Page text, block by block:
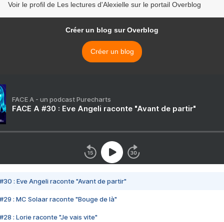
Voir le profil de Les lectures d'Alexielle sur le portail Overblog
Créer un blog sur Overblog
Créer un blog
FACE A - un podcast Purecharts
FACE A #30 : Eve Angeli raconte "Avant de partir"
#30 : Eve Angeli raconte "Avant de partir"
#29 : MC Solaar raconte "Bouge de là"
#28 : Lorie raconte "Je vais vite"